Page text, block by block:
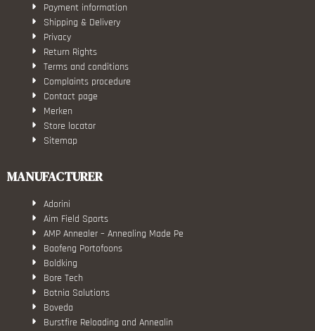
Payment information
Shipping & Delivery
Privacy
Return Rights
Terms and conditions
Complaints procedure
Contact page
Merken
Store locator
Sitemap
MANUFACTURER
Adorini
Aim Field Sports
AMP Annealer – Annealing Made Pe
Baofeng Portofoons
Boldking
Bore Tech
Botnia Solutions
Boveda
Burstfire Reloading and Annealin